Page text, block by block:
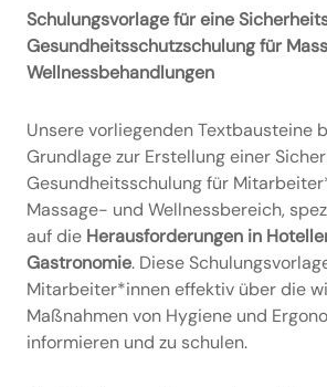
Schulungsvorlage für eine
Gesundheitsschutzschulung für
Wellnessbehandlungen
Unsere vorliegenden Textbausteine
Grundlage zur Erstellung einer
Gesundheitsschulung für
Massage- und Wellnessbereich,
auf die Herausforderungen in
Gastronomie. Diese
Mitarbeiter*innen effektiv über die
Maßnahmen von Hygiene und
informieren und zu schulen.